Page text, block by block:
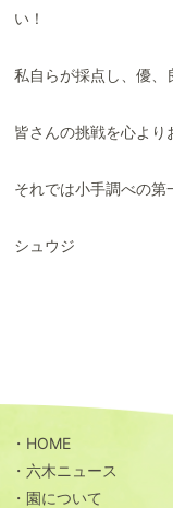
い！
私自らが採点し、優、
皆さんの挑戦を心より
それでは小手調べの第
シュウジ
HOME
六木ニュース
園について